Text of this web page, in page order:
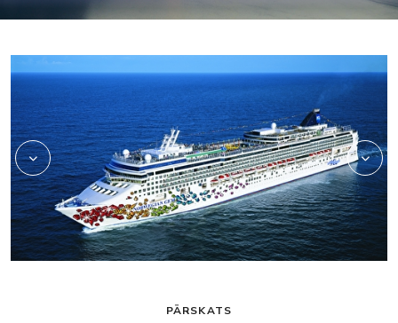
PĀRSKATS